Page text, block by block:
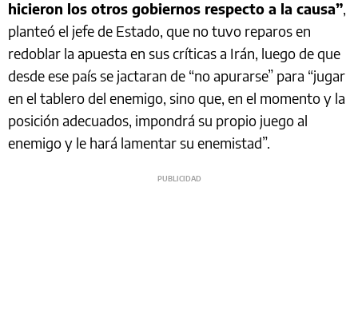
hicieron los otros gobiernos respecto a la causa”,
planteó el jefe de Estado, que no tuvo reparos en
redoblar la apuesta en sus críticas a Irán, luego de que
desde ese país se jactaran de “no apurarse” para “jugar
en el tablero del enemigo, sino que, en el momento y la
posición adecuados, impondrá su propio juego al
enemigo y le hará lamentar su enemistad”.